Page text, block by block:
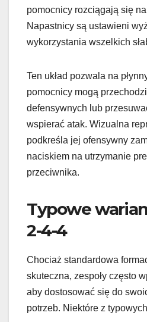
pomocnicy rozciągają się
Napastnicy są ustawieni
wykorzystania wszelkich
Ten układ pozwala na
pomocnicy mogą
defensywnych lub
wspierać atak. Wizualna
podkreśla jej ofensywny
naciskiem na utrzymanie
przeciwnika.
Typowe
2-4-4
Chociaż standardowa
skuteczna, zespoły często
aby dostosować się do
potrzeb. Niektóre z